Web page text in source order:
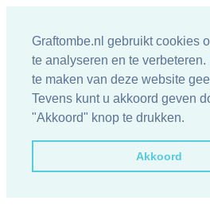
Graftombe.nl gebruikt cookies
te analyseren en te
te maken van deze website
Tevens kunt u akkoord geven
"Akkoord" knop te drukken.
Akkoord